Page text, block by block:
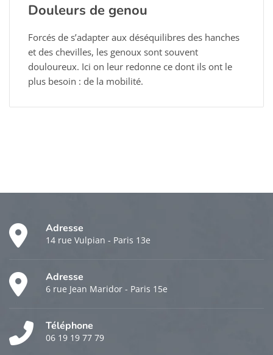
Douleurs de genou
Forcés de s’adapter aux déséquilibres des hanches
et des chevilles, les genoux sont souvent
douloureux. Ici on leur redonne ce dont ils ont le
plus besoin : de la mobilité.
Adresse
14 rue Vulpian - Paris 13e
Adresse
6 rue Jean Maridor - Paris 15e
Téléphone
06 19 19 77 79